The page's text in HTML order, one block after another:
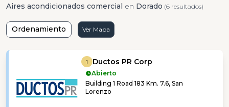
Aires acondicionados comercial en Dorado (6 resultados)
Ordenamiento Ver Mapa
1 Ductos PR Corp
Abierto
Building 1 Road 183 Km. 7.6, San
Lorenzo